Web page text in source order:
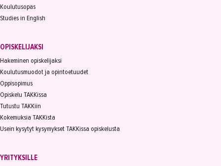
Koulutusopas
Studies in English
OPISKELIJAKSI
Hakeminen opiskelijaksi
Koulutusmuodot ja opintoetuudet
Oppisopimus
Opiskelu TAKKissa
Tutustu TAKKiin
Kokemuksia TAKKista
Usein kysytyt kysymykset TAKKissa opiskelusta
YRITYKSILLE